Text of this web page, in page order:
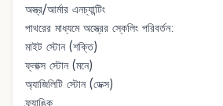
অস্ত্র/আর্মার এনচ্যান্টিং
পাথরের মাধ্যমে অস্ত্রের স্কেলিং পরিবর্তন:
মাইট স্টোন (শক্তি)
ফ্লাক্স স্টোন (মনে)
অ্যাজিলিটি স্টোন (ডেক্স)
ফ্র্যাঙ্কি